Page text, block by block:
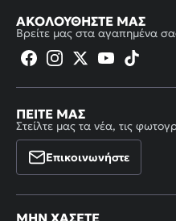
ΑΚΟΛΟΥΘΉΣΤΕ ΜΑΣ
Βρείτε μας στα αγαπημένα
ΠΕΊΤΕ ΜΑΣ
Στείλτε μας τα νέα, τις
Επικοινωνήστε